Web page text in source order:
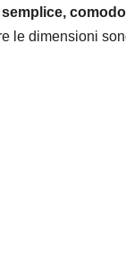
le dimensioni